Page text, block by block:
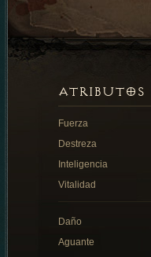
ATRIBUTOS
Fuerza
Destreza
Inteligencia
Vitalidad
Daño
Aguante